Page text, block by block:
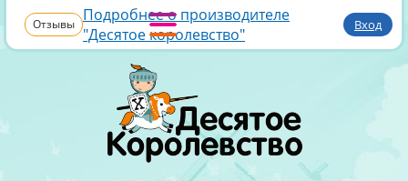
Отзывы Подробнее о производителе
"Десятое королевство"
Вход